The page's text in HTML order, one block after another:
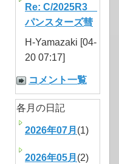
Re: C/2025R3
パンスターズ彗
H-Yamazaki [04-
20 07:17]
コメント一覧
各月の日記
2026年07月 (1)
2026年05月 (2)